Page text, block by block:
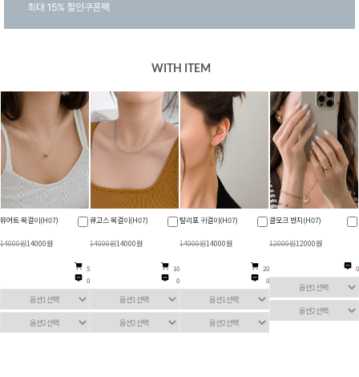
WITH ITEM
슈오벨 쿨썸머데님팬츠
34800원24800원
3,355
0
뮤어트 목걸이(H07)
14000원14000원
5
0
큐고스 목걸이(H07)
14000원14000원
10
0
탈리포 귀걸이(H07)
14000원14000원
20